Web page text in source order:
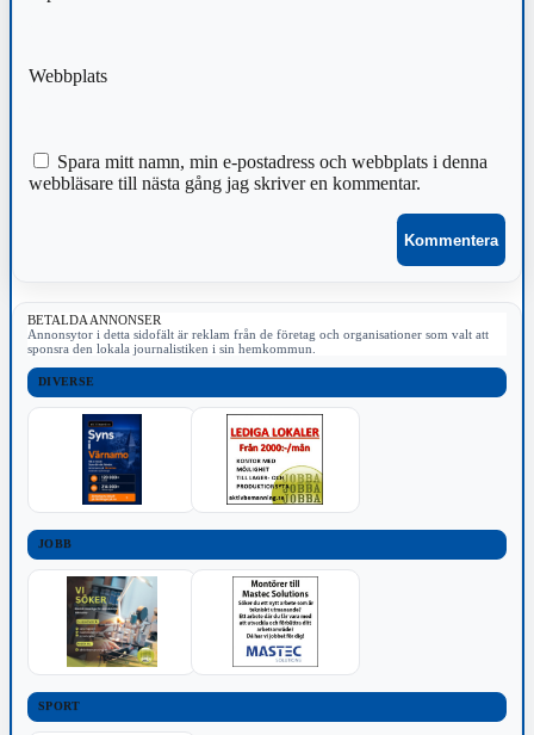
Webbplats
Spara mitt namn, min e-postadress och webbplats i denna
webbläsare till nästa gång jag skriver en kommentar.
BETALDA ANNONSER
Annonsytor i detta sidofält är reklam från de företag och organisationer som valt att
sponsra den lokala journalistiken i sin hemkommun.
DIVERSE
JOBB
SPORT